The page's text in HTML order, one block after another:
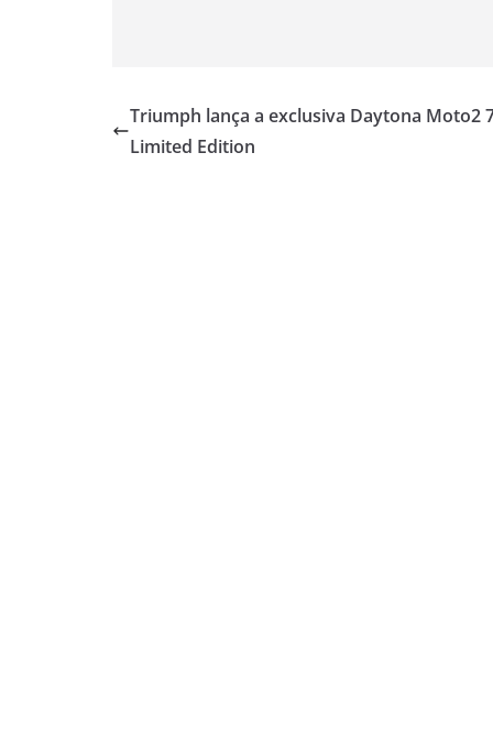
Triumph lança a exclusiva Daytona Moto2
Limited Edition